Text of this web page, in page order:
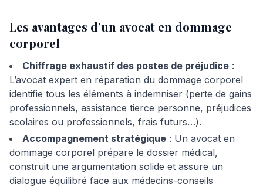
Les avantages d’un avocat en dommage
corporel
Chiffrage exhaustif des postes de préjudice :
L’avocat expert en réparation du dommage corporel
identifie tous les éléments à indemniser (perte de gains
professionnels, assistance tierce personne, préjudices
scolaires ou professionnels, frais futurs…).
Accompagnement stratégique : Un avocat en
dommage corporel prépare le dossier médical,
construit une argumentation solide et assure un
dialogue équilibré face aux médecins-conseils